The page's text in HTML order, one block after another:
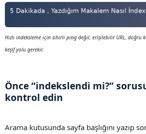
Hızlı indeksleme için sihirli ping değil; erişilebilir URL, doğru
keşif yolu gerekir.
Önce “indekslendi mi?”
kontrol edin​
Arama kutusunda sayfa başlığını yazıp